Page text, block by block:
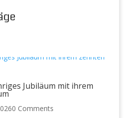
Jubiläum mit ihrem
0 Comments